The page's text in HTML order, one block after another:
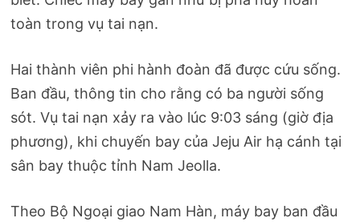
toàn trong vụ tai nạn.
Hai thành viên phi hành đoàn đã được cứu sống.
Ban đầu, thông tin cho rằng có ba người sống
sót. Vụ tai nạn xảy ra vào lúc 9:03 sáng (giờ địa
phương), khi chuyến bay của Jeju Air hạ cánh tại
sân bay thuộc tỉnh Nam Jeolla.
Theo Bộ Ngoại giao Nam Hàn, máy bay ban đầu